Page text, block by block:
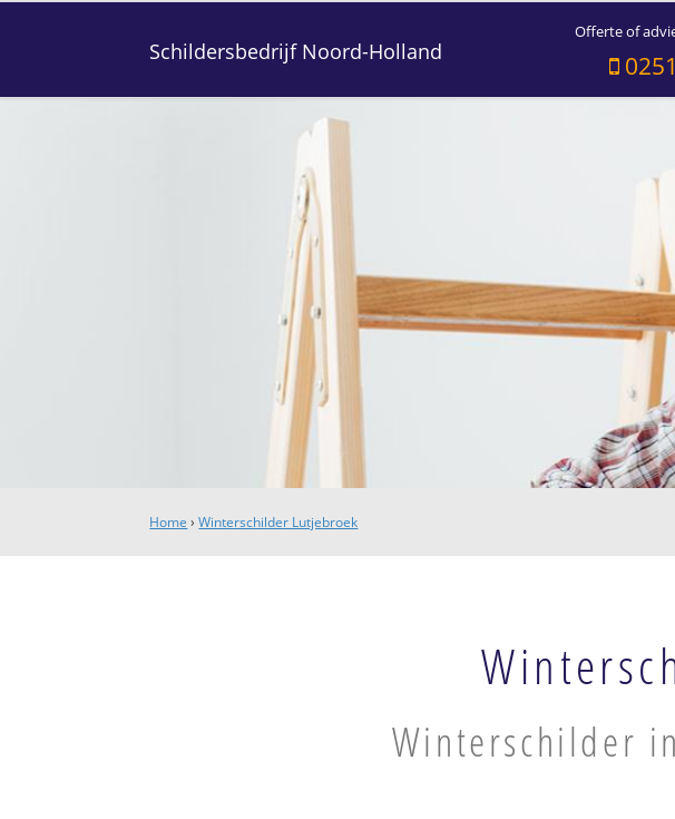
Schildersbedrijf Noord-Holland
Offerte of
Home ›Winterschilder Lutjebroek
Winterschilder